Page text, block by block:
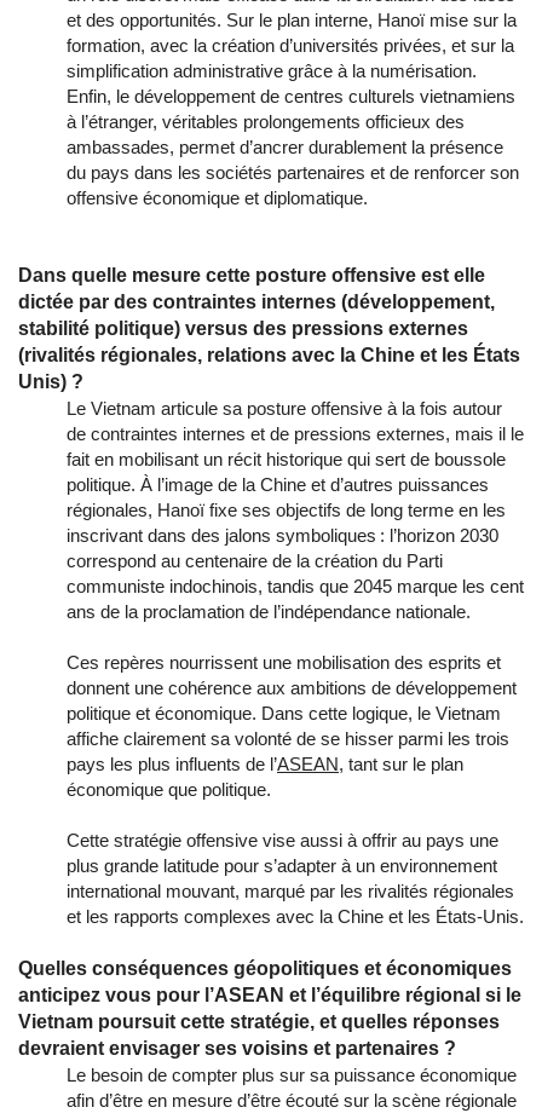
et des opportunités. Sur le plan interne, Hanoï mise sur la
formation, avec la création d’universités privées, et sur la
simplification administrative grâce à la numérisation.
Enfin, le développement de centres culturels vietnamiens
à l’étranger, véritables prolongements officieux des
ambassades, permet d’ancrer durablement la présence
du pays dans les sociétés partenaires et de renforcer son
offensive économique et diplomatique.
Dans quelle mesure cette posture offensive est elle
dictée par des contraintes internes (développement,
stabilité politique) versus des pressions externes
(rivalités régionales, relations avec la Chine et les États
Unis) ?
Le Vietnam articule sa posture offensive à la fois autour
de contraintes internes et de pressions externes, mais il le
fait en mobilisant un récit historique qui sert de boussole
politique. À l’image de la Chine et d’autres puissances
régionales, Hanoï fixe ses objectifs de long terme en les
inscrivant dans des jalons symboliques : l’horizon 2030
correspond au centenaire de la création du Parti
communiste indochinois, tandis que 2045 marque les cent
ans de la proclamation de l’indépendance nationale.
Ces repères nourrissent une mobilisation des esprits et
donnent une cohérence aux ambitions de développement
politique et économique. Dans cette logique, le Vietnam
affiche clairement sa volonté de se hisser parmi les trois
pays les plus influents de l’ASEAN, tant sur le plan
économique que politique.
Cette stratégie offensive vise aussi à offrir au pays une
plus grande latitude pour s’adapter à un environnement
international mouvant, marqué par les rivalités régionales
et les rapports complexes avec la Chine et les États‑Unis.
Quelles conséquences géopolitiques et économiques
anticipez vous pour l’ASEAN et l’équilibre régional si le
Vietnam poursuit cette stratégie, et quelles réponses
devraient envisager ses voisins et partenaires ?
Le besoin de compter plus sur sa puissance économique
afin d’être en mesure d’être écouté sur la scène régionale